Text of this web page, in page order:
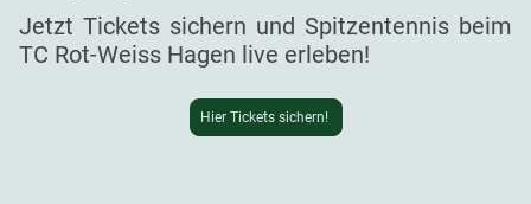
Jetzt Tickets sichern und Spitzentennis beim
TC Rot-Weiss Hagen live erleben!
Hier Tickets sichern!